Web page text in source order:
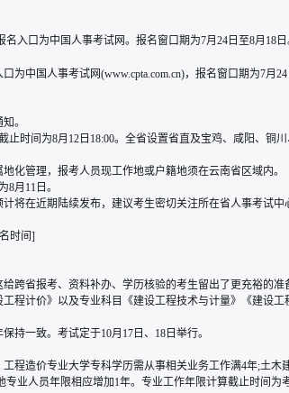
口为中国人事考试网。报名窗口期为7月24日至8月18
中国人事考试网(www.cpta.com.cn)，报名窗口期为7月
。
止时间为8月12日18:00。全省设置省直及宝鸡、咸阳、
化管理，报考人员现工作地或户籍地须在云南省区域内。
月11日。
将在近期陆续发布，建议考生密切关注所在省人事考试中
时间 ]
跨省报考、资料补办、学历核验的考生留出了更充裕的准
程计价》以及专业科目《建设工程技术与计量》《建设
持一致。考试定于10月17日、18日举行。
造价专业大学专科学历需从事相关业务工作满4年;土
人员年限相应增加1年。专业工作年限计算截止时间为